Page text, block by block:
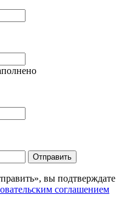
Отправить
вы
соглашением